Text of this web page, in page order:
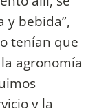
y bebida”,
tenían que
agronomía
y la